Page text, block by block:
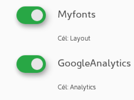
20.04.2021
ÉPÜLETTECHNIKA
Myfonts
Cél: Layout
GoogleAnalytics
Cél: Analytics